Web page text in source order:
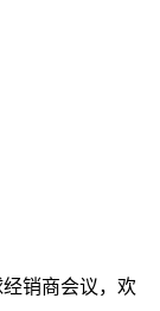
销商会议，欢